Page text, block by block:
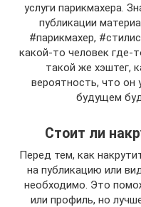
услуги парикмахера.
публикации
#парикмахер,
какой-то человек где-
такой же хэштег,
вероятность, что
будущем
Стоит ли
Перед тем, как
на публикацию или
необходимо. Это
или профиль, но